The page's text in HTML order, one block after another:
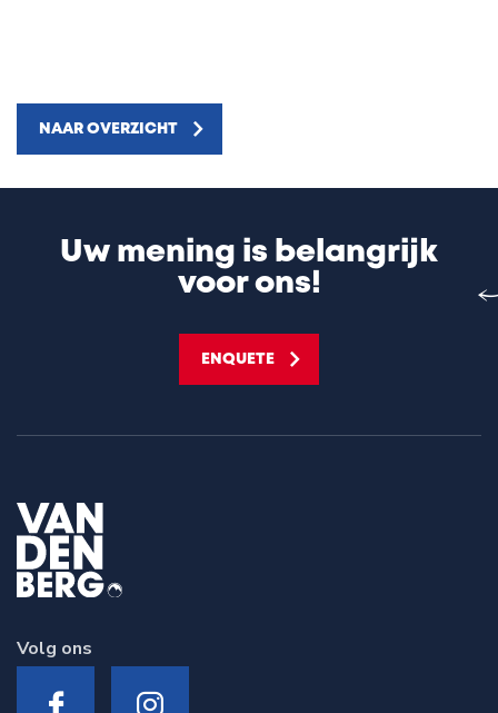
NAAR OVERZICHT
Uw mening is belangrijk
voor ons!
ENQUETE
Volg ons